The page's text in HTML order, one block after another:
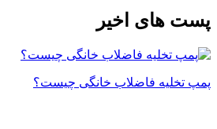
پست های اخیر
پمپ تخلیه فاضلاب خانگی چیست؟